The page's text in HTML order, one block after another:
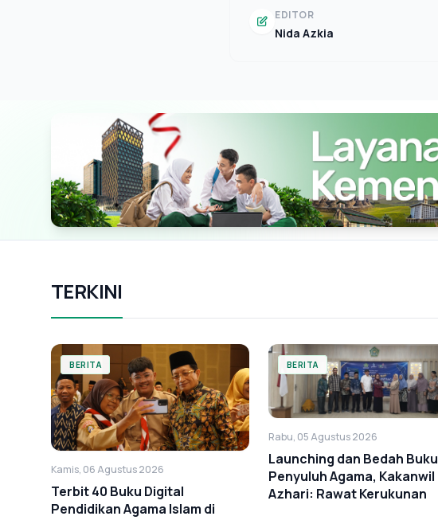
EDITOR
Nida Azkia
TERKINI
BERITA
Kamis, 06 Agustus 2026
Terbit 40 Buku Digital
Pendidikan Agama Islam di
BERITA
Rabu, 05 Agustus 2026
Launching dan Bedah Buku
Penyuluh Agama, Kakanwil
Azhari: Rawat Kerukunan